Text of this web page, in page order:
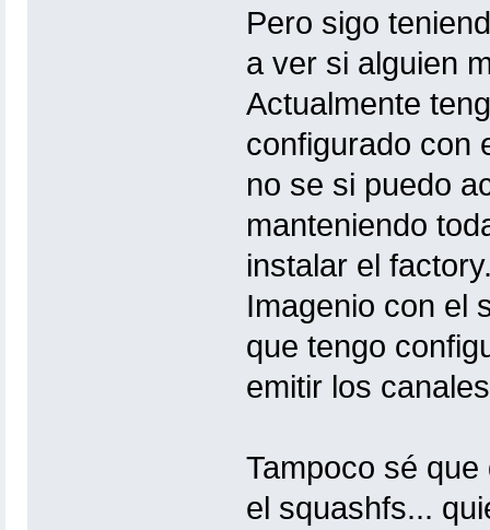
Pero sigo
a ver si alguien
Actualmente
configurado con
no se si puedo
manteniendo
instalar el
Imagenio con el
que tengo
emitir los
Tampoco sé
el squashfs...